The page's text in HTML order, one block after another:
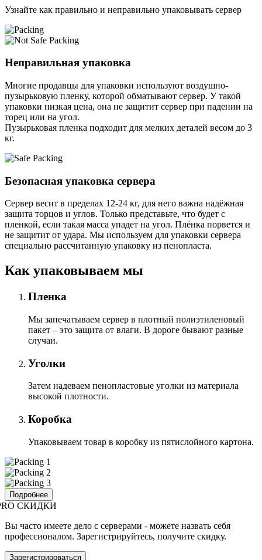
Узнайте как правильно и неправильно упаковывать сервер
Неправильная упаковка
Многие продавцы для упаковки используют воздушно-
пузырьковую пленку, которой обматывают сервер. У такой
упаковки низкая цена, она не защитит сервер при падении на
торец или на угол.
Пузырьковая пленка подходит для мелких деталей весом до 3
кг.
Безопасная упаковка сервера
Сервер весит в пределах 12-24 кг, для него важна надёжная
защита торцов и углов. Только представьте, что будет с
пленкой, если такая масса упадет на угол. Плёнка порвется и
не защитит от удара. Мы используем для упаковки сервера
специально расcчитанную упаковку из пенопласта.
Как упаковываем мы
Пленка
Мы запечатываем сервер в плотный полиэтиленовый
пакет – это защита от влаги. В дороге бывают разные
случаи.
Уголки
Затем надеваем пенопластовые уголки из материала
высокой плотности.
Коробка
Упаковываем товар в коробку из пятислойного картона.
Подробнее
СКИДКИ
Вы часто имеете дело с серверами - можете назвать себя
профессионалом. Зарегистрируйтесь, получите скидку.
Зарегистрироваться